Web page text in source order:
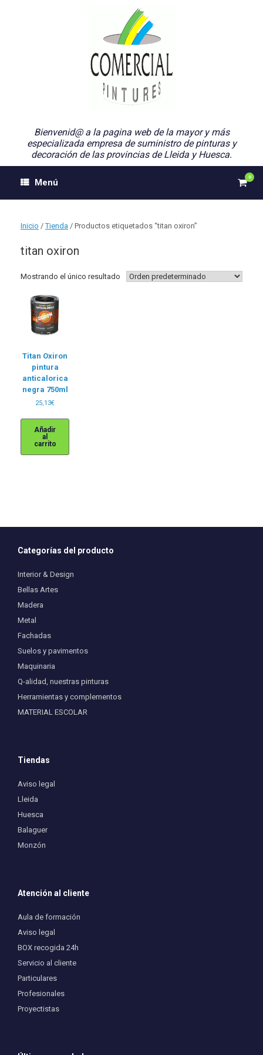
Bienvenid@ a la pagina web de la mayor y más
especializada empresa de suministro de pinturas y
decoración de las provincias de Lleida y Huesca.
Menú
Ver
0
Inicio /Tienda / Productos etiquetados “titan oxiron”
titan oxiron
Mostrando el único resultado
Titan Oxiron
pintura
anticalorica
negra 750ml
25,13€
Añadir
al
carrito
Categorías del producto
Interior & Design
Bellas Artes
Madera
Metal
Fachadas
Suelos y pavimentos
Maquinaria
Q-alidad, nuestras pinturas
Herramientas y complementos
MATERIAL ESCOLAR
Tiendas
Aviso legal
Lleida
Huesca
Balaguer
Monzón
Atención al cliente
Aula de formación
Aviso legal
BOX recogida 24h
Servicio al cliente
Particulares
Profesionales
Proyectistas